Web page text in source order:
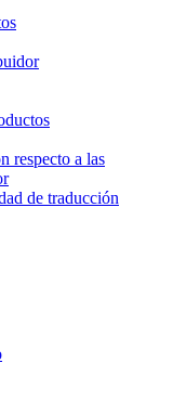
respecto a las
de traducción